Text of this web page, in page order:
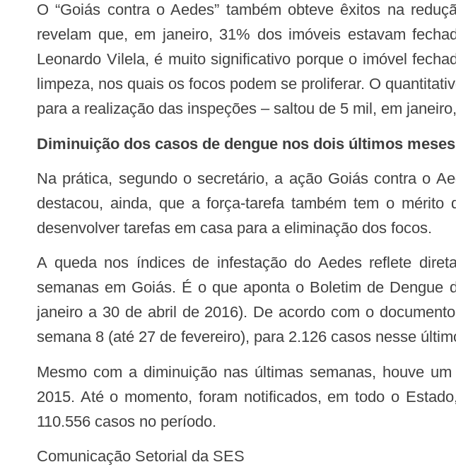
O “Goiás contra o Aedes” também obteve êxitos na redução do porcentual dos imóveis fechados. Os registros da SES-GO
revelam que, em janeiro, 31% dos imóveis estavam
Leonardo Vilela, é muito significativo porque o imóvel
limpeza, nos quais os focos podem se proliferar. O
para a realização das inspeções – saltou de 5 mil, em
Diminuição dos casos de dengue nos dois últimos meses
Na prática, segundo o secretário, a ação Goiás contra o Aedes reduziu em 90% o número de domicílios com criadouros. Ele
destacou, ainda, que a força-tarefa também tem o
desenvolver tarefas em casa para a eliminação dos focos.
A queda nos índices de infestação do Aedes reflete diretamente na redução do número de casos de dengue nas últimas
semanas em Goiás. É o que aponta o Boletim de
janeiro a 30 de abril de 2016). De acordo com o
semana 8 (até 27 de fevereiro), para 2.126 casos nesse
Mesmo com a diminuição nas últimas semanas, houve um acréscimo de casos durante todo o ano quando comparado com
2015. Até o momento, foram notificados, em todo o
110.556 casos no período.
Comunicação Setorial da SES